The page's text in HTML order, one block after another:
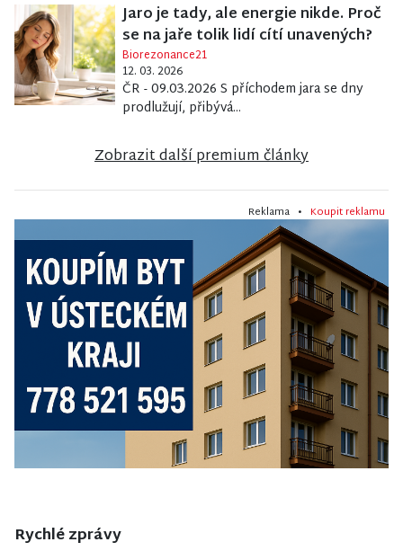
Jaro je tady, ale energie nikde. Proč
se na jaře tolik lidí cítí unavených?
Biorezonance21
12. 03. 2026
ČR - 09.03.2026 S příchodem jara se dny
prodlužují, přibývá...
Zobrazit další premium články
Reklama • Koupit reklamu
Rychlé zprávy